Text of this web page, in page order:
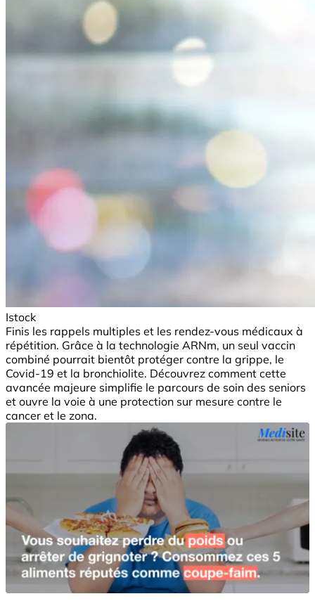
Istock
Finis les rappels multiples et les rendez-vous médicaux à
répétition. Grâce à la technologie ARNm, un seul vaccin
combiné pourrait bientôt protéger contre la grippe, le
Covid-19 et la bronchiolite. Découvrez comment cette
avancée majeure simplifie le parcours de soin des seniors
et ouvre la voie à une protection sur mesure contre le
cancer et le zona.